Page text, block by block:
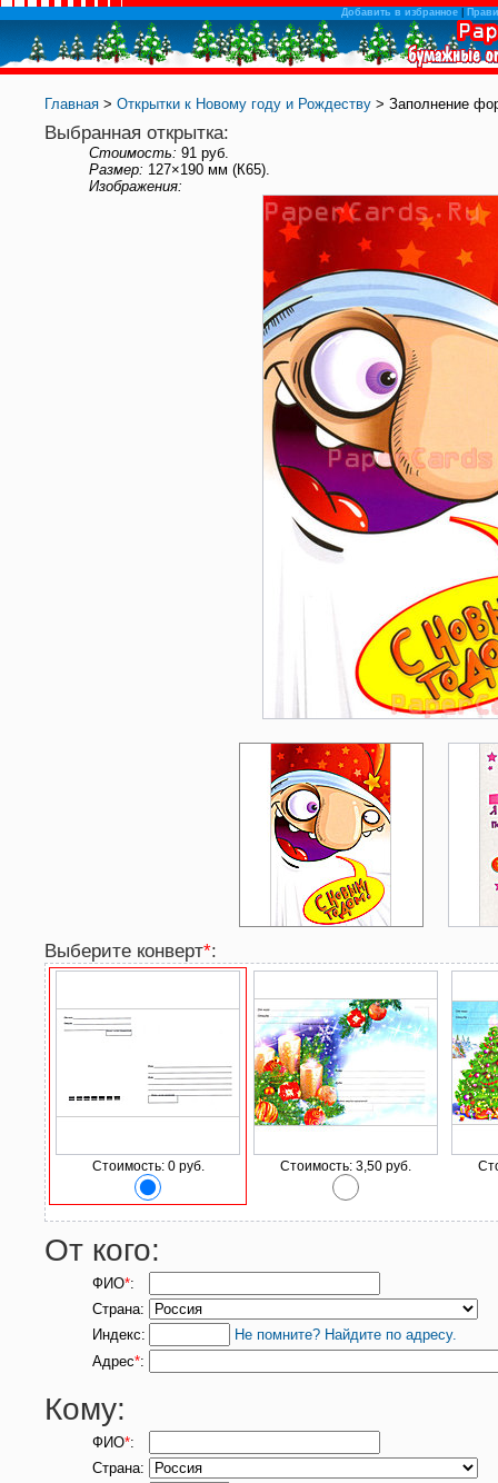
Добавить в избранное|
Главная > Открытки к Новому году и Рождеству > Заполнение
Выбранная открытка:
Стоимость: 91 руб.
Размер: 127×190 мм (К65).
Изображения:
Выберите конверт*:
Стоимость: 0 руб. Стоимость: 3,50 руб.
От кого:
ФИО*:
Страна:
Индекс:
Не помните? Найдите по адресу.
Адрес*:
Кому:
ФИО*:
Страна: